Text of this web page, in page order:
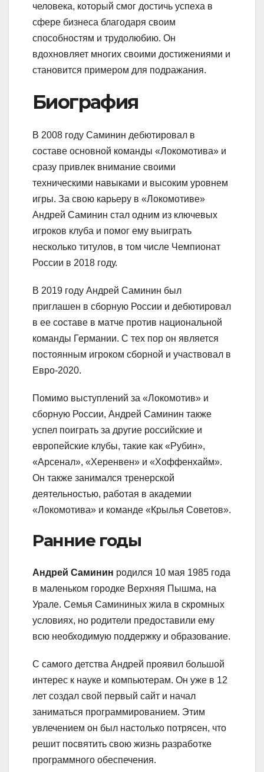
человека, который смог достичь успеха в
сфере бизнеса благодаря своим
способностям и трудолюбию. Он
вдохновляет многих своими достижениями и
становится примером для подражания.
Биография
В 2008 году Саминин дебютировал в
составе основной команды «Локомотива» и
сразу привлек внимание своими
техническими навыками и высоким уровнем
игры. За свою карьеру в «Локомотиве»
Андрей Саминин стал одним из ключевых
игроков клуба и помог ему выиграть
несколько титулов, в том числе Чемпионат
России в 2018 году.
В 2019 году Андрей Саминин был
приглашен в сборную России и дебютировал
в ее составе в матче против национальной
команды Германии. С тех пор он является
постоянным игроком сборной и участвовал в
Евро-2020.
Помимо выступлений за «Локомотив» и
сборную России, Андрей Саминин также
успел поиграть за другие российские и
европейские клубы, такие как «Рубин»,
«Арсенал», «Херенвен» и «Хоффенхайм».
Он также занимался тренерской
деятельностью, работая в академии
«Локомотива» и команде «Крылья Советов».
Ранние годы
Андрей Саминин родился 10 мая 1985 года
в маленьком городке Верхняя Пышма, на
Урале. Семья Самининых жила в скромных
условиях, но родители предоставили ему
всю необходимую поддержку и образование.
С самого детства Андрей проявил большой
интерес к науке и компьютерам. Он уже в 12
лет создал свой первый сайт и начал
заниматься программированием. Этим
увлечением он был настолько потрясен, что
решит посвятить свою жизнь разработке
программного обеспечения.